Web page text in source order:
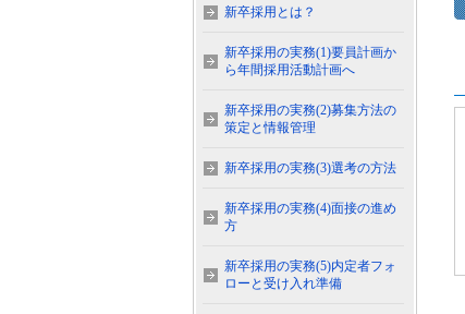
新卒採用とは？
新卒採用の実務(1)要員計画か
ら年間採用活動計画へ
新卒採用の実務(2)募集方法の
策定と情報管理
新卒採用の実務(3)選考の方法
新卒採用の実務(4)面接の進め
方
新卒採用の実務(5)内定者フォ
ローと受け入れ準備